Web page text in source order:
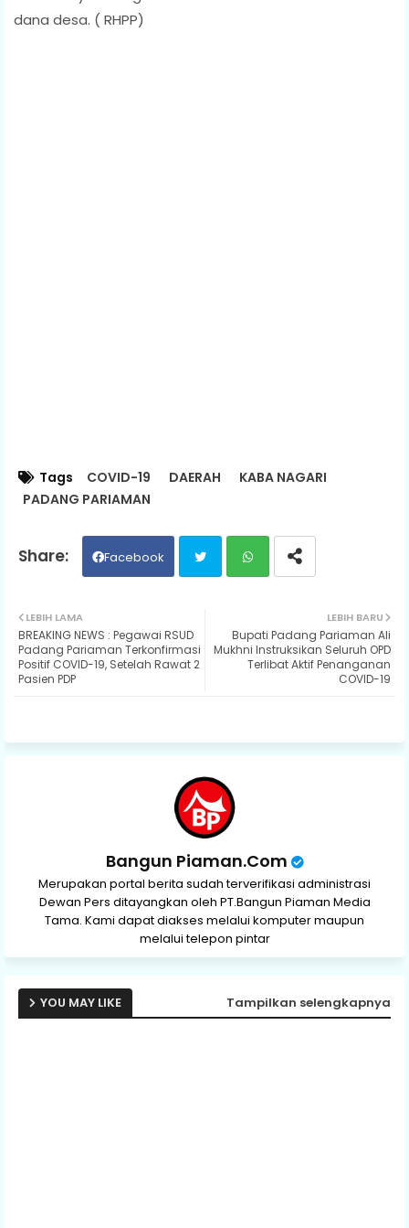
dana desa. ( RHPP)
Tags COVID-19 DAERAH
KABA NAGARI
PADANG PARIAMAN
Facebook
ter ats
LEBIH BARU
Bupati Padang Pariaman Ali
Mukhni Instruksikan Seluruh OPD
Terlibat Aktif Penanganan
COVID-19
LEBIH LAMA
BREAKING NEWS : Pegawai RSUD
Padang Pariaman Terkonfirmasi
Positif COVID-19, Setelah Rawat 2
Pasien PDP
Bangun Piaman.Com
Merupakan portal berita sudah terverifikasi administrasi
Dewan Pers ditayangkan oleh PT.Bangun Piaman Media
Tama. Kami dapat diakses melalui komputer maupun
melalui telepon pintar
YOU MAY LIKE Tampilkan selengkapnya